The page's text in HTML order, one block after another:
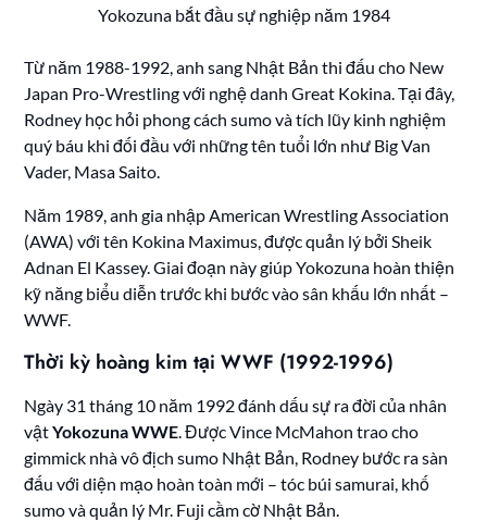
Yokozuna bắt đầu sự nghiệp năm 1984
Từ năm 1988-1992, anh sang Nhật Bản thi đấu cho New
Japan Pro-Wrestling với nghệ danh Great Kokina. Tại đây,
Rodney học hỏi phong cách sumo và tích lũy kinh nghiệm
quý báu khi đối đầu với những tên tuổi lớn như Big Van
Vader, Masa Saito.
Năm 1989, anh gia nhập American Wrestling Association
(AWA) với tên Kokina Maximus, được quản lý bởi Sheik
Adnan El Kassey. Giai đoạn này giúp Yokozuna hoàn thiện
kỹ năng biểu diễn trước khi bước vào sân khấu lớn nhất –
WWF.
Thời kỳ hoàng kim tại WWF (1992-1996)
Ngày 31 tháng 10 năm 1992 đánh dấu sự ra đời của nhân
vậtYokozuna WWE . Được Vince McMahon trao cho
gimmick nhà vô địch sumo Nhật Bản, Rodney bước ra sàn
đấu với diện mạo hoàn toàn mới – tóc búi samurai, khố
sumo và quản lý Mr. Fuji cầm cờ Nhật Bản.